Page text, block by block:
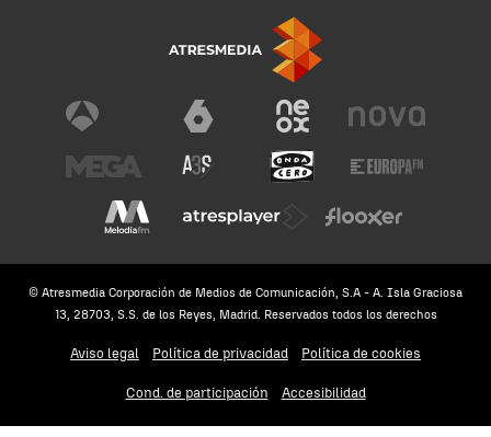
© Atresmedia Corporación de Medios de Comunicación, S.A - A. Isla Graciosa
13, 28703, S.S. de los Reyes, Madrid. Reservados todos los derechos
Aviso legal Política de privacidad Política de cookies
Cond. de participación Accesibilidad